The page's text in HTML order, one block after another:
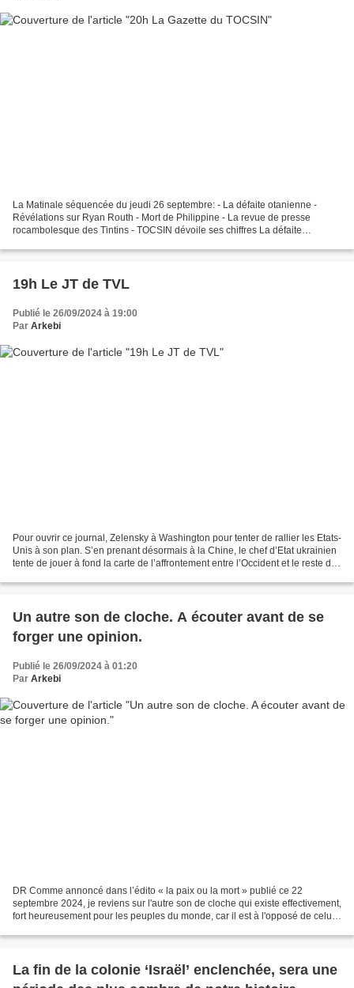
La Matinale séquencée du jeudi 26 septembre: - La défaite otanienne -
Révélations sur Ryan Routh - Mort de Philippine - La revue de presse
rocambolesque des Tintins - TOCSIN dévoile ses chiffres La défaite
19h Le JT de TVL
Publié le 26/09/2024 à 19:00
Par Arkebi
Pour ouvrir ce journal, Zelensky à Washington pour tenter de rallier les Etats-
Unis à son plan. S’en prenant désormais à la Chine, le chef d’Etat ukrainien
tente de jouer à fond la carte de l’affrontement entre l’Occident et le reste du
Un autre son de cloche. A écouter avant de se
forger une opinion.
Publié le 26/09/2024 à 01:20
Par Arkebi
DR Comme annoncé dans l’édito « la paix ou la mort » publié ce 22
septembre 2024, je reviens sur l'autre son de cloche qui existe effectivement,
fort heureusement pour les peuples du monde, car il est à l'opposé de celui
La fin de la colonie ‘Israël’ enclenchée, sera une